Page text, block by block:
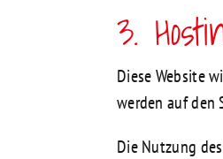
3.
Diese Website
werden auf den
Die Nutzung